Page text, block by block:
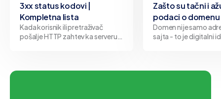
3xx status kodovi |
Kompletna lista
Kada korisnik ili pretraživač
pošalje HTTP zahtev ka serveru,
kategorije 3xx predstavljaju
Zašto su tačni i
podaci o domenu
Domen nije samo
sajta - to je digitalni
jasno definisanim